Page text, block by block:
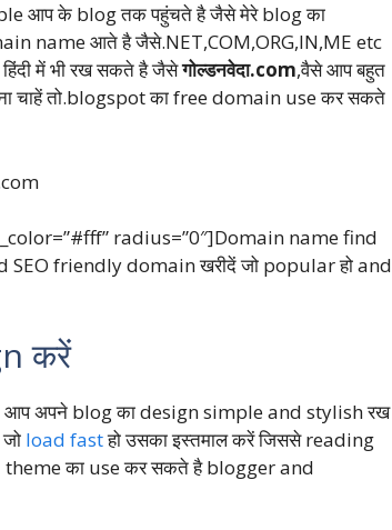
आप के blog तक पहुंचते है जैसे मेरे blog का
name आते है जैसे.NET,COM,ORG,IN,ME etc
में भी रख सकते है जैसेगोल्डनवेदा.com,वैसे आप बहुत
चाहें तो.blogspot का free domain use कर सकते
radius=”0″]Domain name find
friendly domain खरीदें जो popular हो and
करें
आप अपने blog का design simple and stylish रख
load fastहो उसका इस्तमाल करें जिससे reading
theme का use कर सकते है blogger and